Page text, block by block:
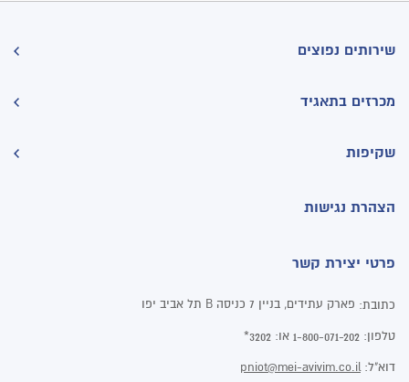
שירותים נפוצים
מכרזים בתאגיד
שקיפות
הצהרת נגישות
פרטי יצירת קשר
כתובת: פארק עתידים, בניין 7 כניסה B תל אביב יפו
טלפון: 1-800-071-202 או: 3202*
דוא"ל: pniot@mei-avivim.co.il